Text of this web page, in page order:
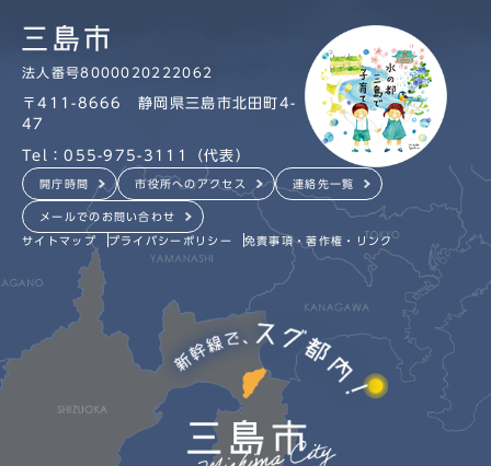
法人番号8000020222062
〒411-8666 静岡県三島市北田町4-
47
Tel：055-975-3111（代表）
開庁時間 市役所へのアクセス 連絡先一覧
メールでのお問い合わせ
サイトマップ プライバシーポリシー 免責事項・著作権・リンク